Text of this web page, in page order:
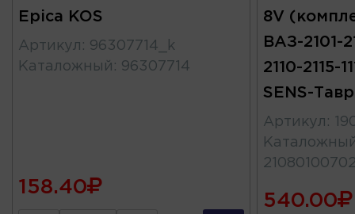
Epica KOS
Артикул : 96307714_k
Каталожный : 96307714
158.40
8V
ВАЗ-2101-
2110-2115-
SENS-
Артикул :
540.00